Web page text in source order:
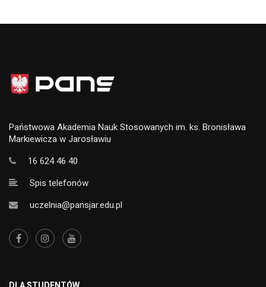
Państwowa Akademia Nauk Stosowanych im. ks. Bronisława
Markiewicza w Jarosławiu
16 624 46 40
Spis telefonów
uczelnia@pansjar.edu.pl
DLA STUDENTÓW